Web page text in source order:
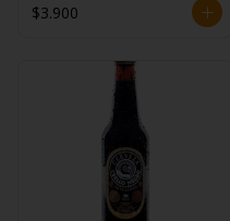
$3.900